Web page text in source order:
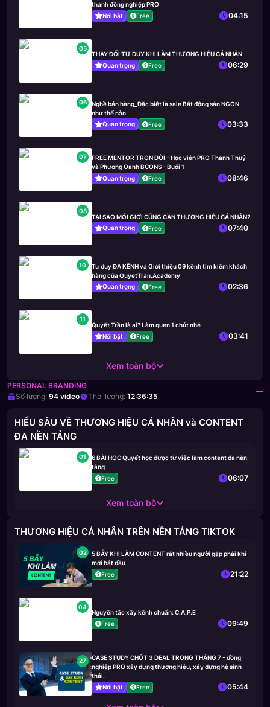
thành đồng nghiệp PRO
Nổi bật
Free 04:15
05
THAY ĐỔI TƯ DUY KHI LÀM THƯƠNG HIỆU CÁ NHÂN
Quan trọng
Free 06:29
06
Nghề bán hàng_Đặc biệt là sale Bất động sản NGON
như thế nào
Quan trọng
Free 03:33
07
FREE MENTOR TRỌN ĐỜI - Học viên PRO Thanh Thuỷ
và Phương Oanh BCONS - Buổi 1
Quan trọng
Free 08:46
08
TẠI SAO MÔI GIỚI CŨNG CẦN THƯƠNG HIỆU CÁ NHÂN?
Quan trọng
Free 07:40
10
Tư duy ĐA KÊNH và Giới thiệu 09 kênh tìm kiếm khách
hàng của QuyetTran.Academy
Quan trọng
Free 02:36
11
Quyết Trần là ai? Làm quen 1 chút nhé
Nổi bật
Free 03:41
Xem toàn bộ
PERSONAL BRANDING
Số lượng: 94 video Thời lượng: 12:36:35
HIỂU SÂU VỀ THƯƠNG HIỆU CÁ NHÂN và CONTENT
ĐA NỀN TẢNG
01
6 BÀI HỌC Quyết học được từ việc làm content đa nền
tảng
Free
06:07
Xem toàn bộ
THƯƠNG HIỆU CÁ NHÂN TRÊN NỀN TẢNG TIKTOK
02
5 BẪY KHI LÀM CONTENT rất nhiều người gặp phải khi
mới bắt đầu
Free
21:22
04
Nguyên tắc xây kênh chuẩn: C.A.P.E
Free
09:49
27
CASE STUDY CHỐT 3 DEAL TRONG THÁNG 7 - đồng
nghiệp PRO xây dựng thương hiệu, xây dựng hệ sinh
thái.
Nổi bật
Free 05:44